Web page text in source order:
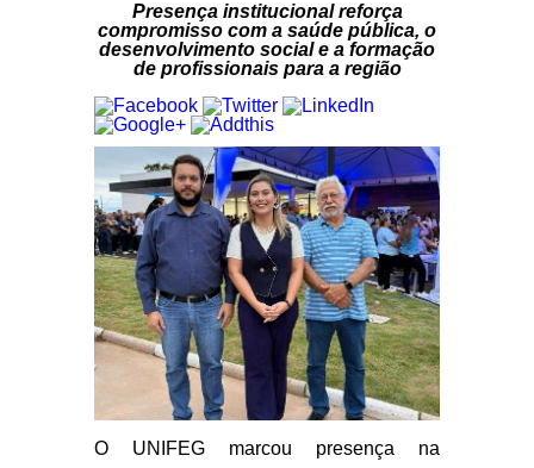
Presença institucional reforça
compromisso com a saúde pública, o
desenvolvimento social e a formação
de profissionais para a região
O UNIFEG marcou presença na